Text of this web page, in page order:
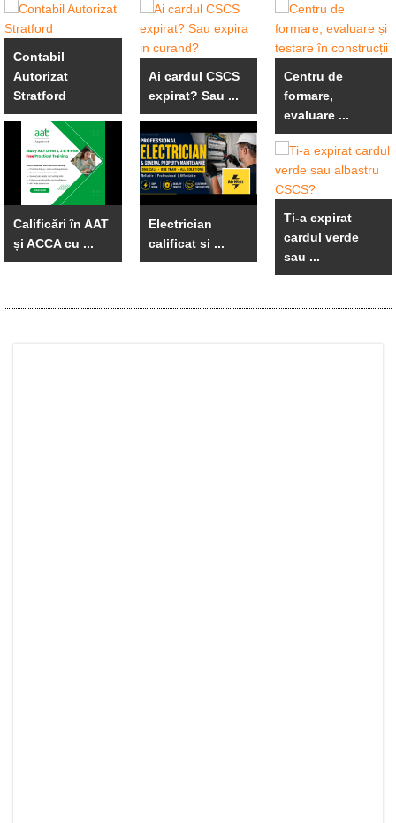
Contabil
Autorizat
Stratford
Calificări în AAT
și ACCA cu ...
Ai cardul CSCS
expirat? Sau ...
Electrician
calificat si ...
Centru de
formare,
evaluare ...
Ti-a expirat
cardul verde
sau ...